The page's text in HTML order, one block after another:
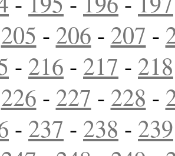
205 - 206 - 207 -
- 216 - 217 - 218
226 - 227 - 228 -
- 237 - 238 - 239